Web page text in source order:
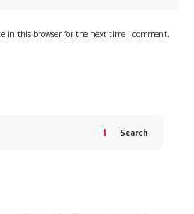
in this browser for the next time I comment.
Search